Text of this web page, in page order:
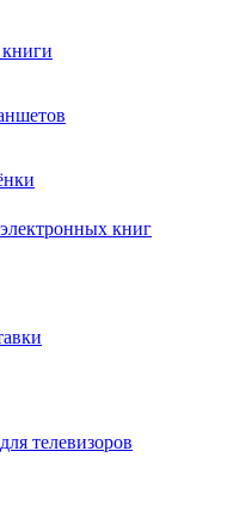
книг
телевизоров